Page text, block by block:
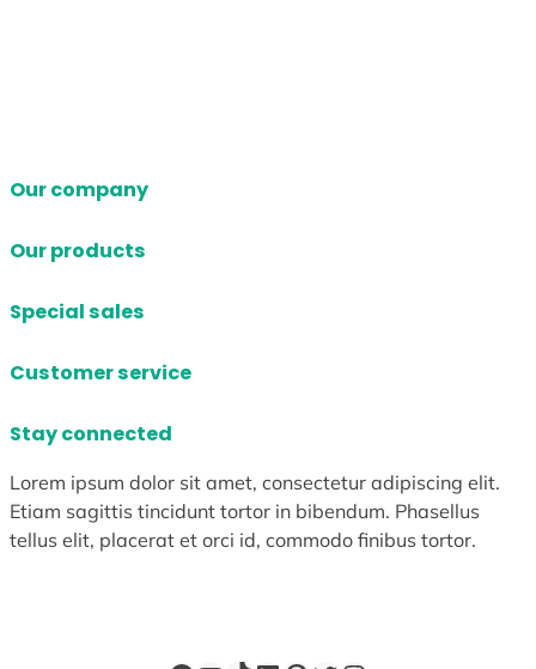
Our company
Our products
Special sales
Customer service
Stay connected
Lorem ipsum dolor sit amet, consectetur adipiscing elit.
Etiam sagittis tincidunt tortor in bibendum. Phasellus
tellus elit, placerat et orci id, commodo finibus tortor.